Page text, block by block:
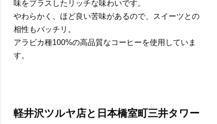
味をプラスしたリッチな味わいです。
やわらかく、ほど良い苦味があるので、スイーツとの
相性もバッチリ。
アラビカ種100%の高品質なコーヒーを使用していま
す。
軽井沢ツルヤ店と日本橋室町三井タワー